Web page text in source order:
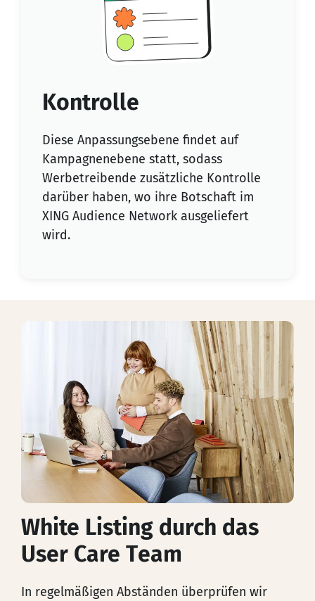
Kontrolle
Diese Anpassungsebene findet auf
Kampagnenebene statt, sodass
Werbetreibende zusätzliche Kontrolle
darüber haben, wo ihre Botschaft im
XING Audience Network ausgeliefert
wird.
White Listing durch das
User Care Team
In regelmäßigen Abständen überprüfen wir